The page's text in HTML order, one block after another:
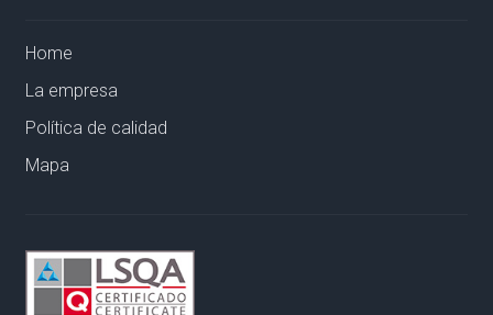
Home
La empresa
Política de calidad
Mapa